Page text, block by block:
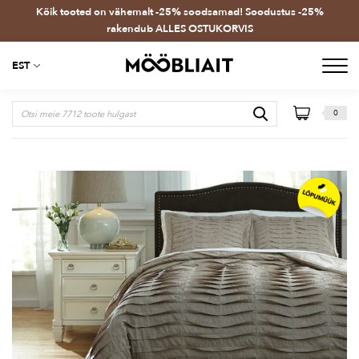
Kõik tooted on vähemalt -25% soodsamad! Soodustus -25%
rakendub ALLES OSTUKORVIS
EST
0